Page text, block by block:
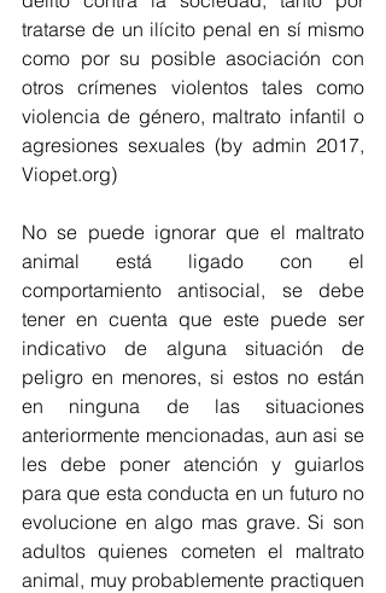
tratarse de un ilícito penal en sí mismo
como por su posible asociación con
otros crímenes violentos tales como
violencia de género, maltrato infantil o
agresiones sexuales (by admin 2017,
Viopet.org)
No se puede ignorar que el maltrato
animal está ligado con el
comportamiento antisocial, se debe
tener en cuenta que este puede ser
indicativo de alguna situación de
peligro en menores, si estos no están
en ninguna de las situaciones
anteriormente mencionadas, aun asi se
les debe poner atención y guiarlos
para que esta conducta en un futuro no
evolucione en algo mas grave. Si son
adultos quienes cometen el maltrato
animal, muy probablemente practiquen